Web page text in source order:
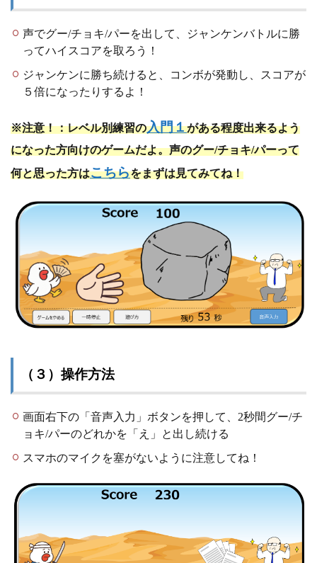
声でグー/チョキ/パーを出して、ジャンケンバトルに勝
ってハイスコアを取ろう！
ジャンケンに勝ち続けると、コンボが発動し、スコアが
５倍になったりするよ！
※注意！：レベル別練習の入門１がある程度出来るよう
になった方向けのゲームだよ。声のグー/チョキ/パーって
何と思った方はこちらをまずは見てみてね！
（３）操作方法
画面右下の「音声入力」ボタンを押して、2秒間グー/チ
ョキ/パーのどれかを「え」と出し続ける
スマホのマイクを塞がないように注意してね！